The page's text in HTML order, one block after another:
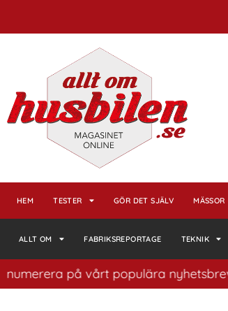
HEM TESTER GÖR DET SJÄLV MÄSSOR
ALLT OM FABRIKSREPORTAGE TEKNIK
vårt populära nyhetsbrev. Ett bra